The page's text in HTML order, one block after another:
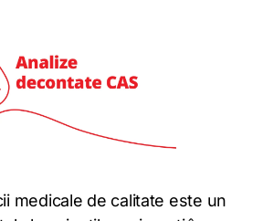
medicale de calitate este un